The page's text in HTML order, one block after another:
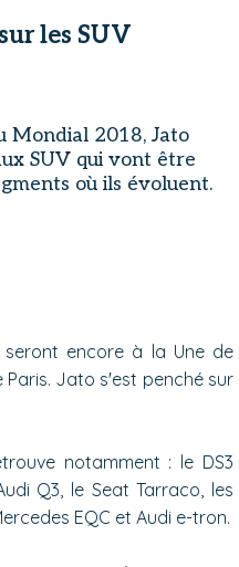
les SUV
Mondial 2018, Jato
SUV qui vont être
où ils évoluent.
encore à la Une de
Paris. Jato s'est penché sur
notamment : le DS3
Q3, le Seat Tarraco, les
EQC et Audi e-tron.